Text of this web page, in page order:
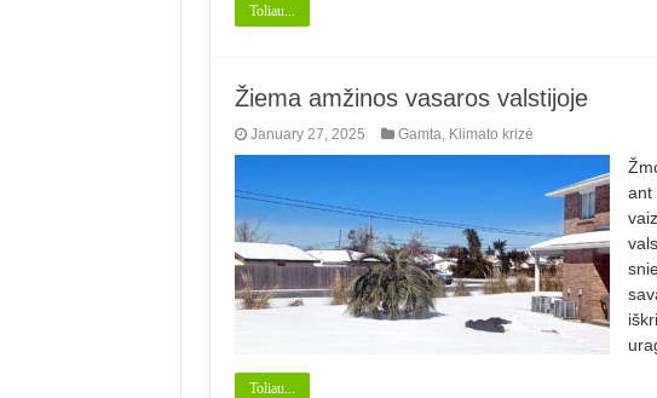
Toliau...
Žiema amžinos vasaros valstijoje
January 27, 2025 Gamta Klimato krizė
ant
Toliau...